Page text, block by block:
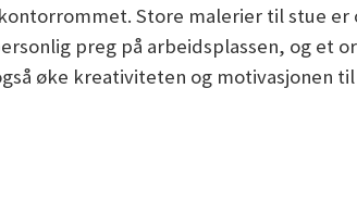
Store malerier til stue
preg på arbeidsplassen, og
øke kreativiteten og motivasjonen